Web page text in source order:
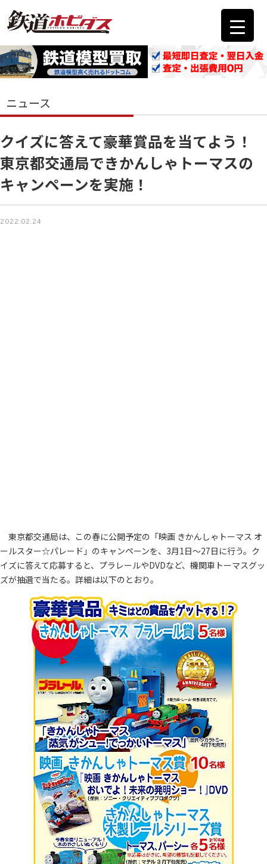
ニュース
クイズに答えて豪華賞品を当てよう！
東京都交通局できかんしゃトーマスの
キャンペーンを実施！
2022.02.24
東京都交通局は、この春に公開予定の「映画 きかんしゃトーマス オ
ールスター☆パレード」のキャンペーンを、3月1日～27日に行う。ク
イズに答えて応募すると、プラレールやDVDなど、機関車トーマスグッ
ズが抽選で当たる。詳細は以下のとおり。